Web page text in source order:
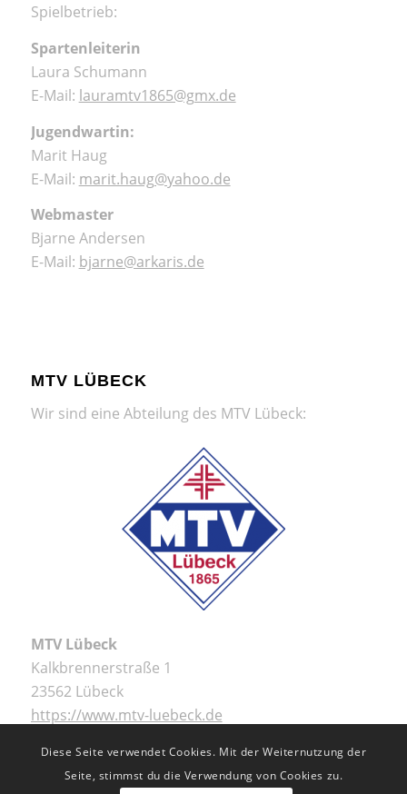
Spielbetrieb:
Spartenleiterin
Laura Schumann
E-Mail: lauramtv1865@gmx.de
Jugendwartin:
Marit Haug
E-Mail: marit.haug@yahoo.de
Webmaster
Bjarne Andersen
E-Mail: bjarne@arkaris.de
MTV LÜBECK
Wir sind eine Abteilung des MTV Lübeck:
MTV Lübeck
Kalkbrennerstraße 1
23562 Lübeck
https://www.mtv-luebeck.de
Diese Seite verwendet Cookies. Mit der Weiternutzung der
Seite, stimmst du die Verwendung von Cookies zu.